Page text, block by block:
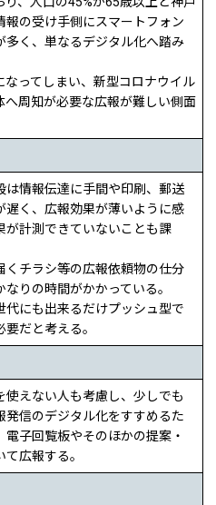
の受け手側にスマートフォン
多く、単なるデジタル化へ踏み
なってしまい、新型コロナウイル
へ周知が必要な広報が難しい側面
は情報伝達に手間や印刷、郵送
遅く、広報効果が薄いように感
が計測できていないことも課
くチラシ等の広報依頼物の仕分
りの時間がかかっている。
代にも出来るだけプッシュ型で
だと考える。
えない人も考慮し、少しでも
信のデジタル化をすすめるた
子回覧板やそのほかの提案・
広報する。